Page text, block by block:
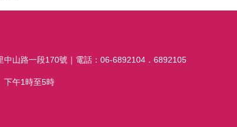
山路一段170號｜電話：06-6892104．6892105
下午1時至5時